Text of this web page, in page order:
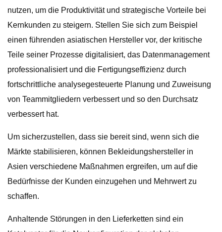
nutzen, um die Produktivität und strategische Vorteile bei
Kernkunden zu steigern. Stellen Sie sich zum Beispiel
einen führenden asiatischen Hersteller vor, der kritische
Teile seiner Prozesse digitalisiert, das Datenmanagement
professionalisiert und die Fertigungseffizienz durch
fortschrittliche analysegesteuerte Planung und Zuweisung
von Teammitgliedern verbessert und so den Durchsatz
verbessert hat.
Um sicherzustellen, dass sie bereit sind, wenn sich die
Märkte stabilisieren, können Bekleidungshersteller in
Asien verschiedene Maßnahmen ergreifen, um auf die
Bedürfnisse der Kunden einzugehen und Mehrwert zu
schaffen.
Anhaltende Störungen in den Lieferketten sind ein